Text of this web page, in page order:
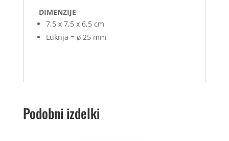
DIMENZIJE
7,5 x 7,5 x 6,5 cm
Luknja = ø 25 mm
Podobni izdelki